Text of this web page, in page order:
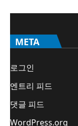
META
로그인
엔트리 피드
댓글 피드
WordPress.org